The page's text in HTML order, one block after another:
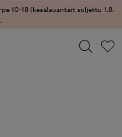
10-18 (kesälauantait suljettu 1.8.